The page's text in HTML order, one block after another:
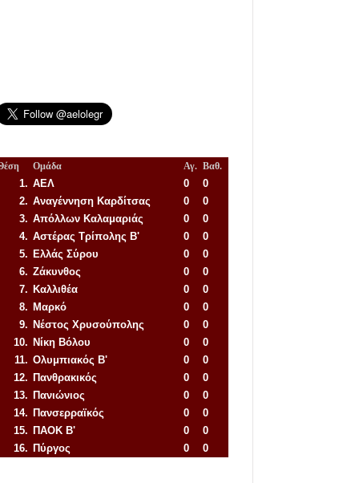
Ομάδα Αγ. Βαθ.
1. ΑΕΛ 0
0
2. Αναγέννηση Καρδίτσας 0
0
3. Απόλλων Καλαμαριάς 0
0
4. Αστέρας Τρίπολης Β' 0
0
5. Ελλάς Σύρου 0
0
6. Ζάκυνθος 0
0
7. Καλλιθέα 0
0
8. Μαρκό 0
0
9. Νέστος Χρυσούπολης 0
0
10. Νίκη Βόλου 0
0
11. Ολυμπιακός Β' 0
0
12. Πανθρακικός 0
0
13. Πανιώνιος 0
0
14. Πανσερραϊκός 0
0
15. ΠΑΟΚ Β' 0
0
16. Πύργος 0
0